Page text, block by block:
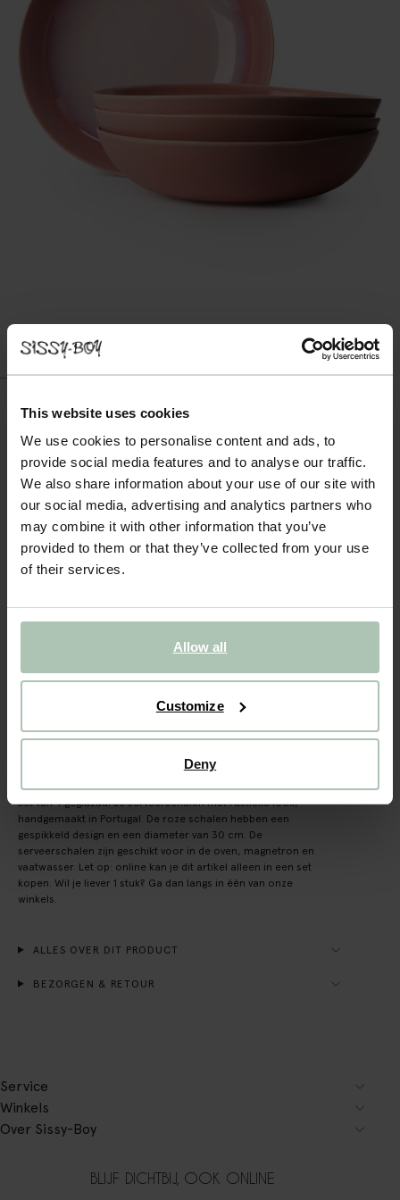
This website uses cookies
We use cookies to personalise content and ads, to
provide social media features and to analyse our traffic.
We also share information about your use of our site with
our social media, advertising and analytics partners who
may combine it with other information that you’ve
provided to them or that they’ve collected from your use
of their services.
Allow all
Customize
Deny
159.96/ 4 st.
Gekozen maat: Onesize
Levertijd: 1–2 werkdagen
IN WINKELMAND
Snelle levering
REVIEWS (6)
Set van 4 geglazuurde serveerschalen met rustieke look,
handgemaakt in Portugal. De roze schalen hebben een
gespikkeld design en een diameter van 30 cm. De
serveerschalen zijn geschikt voor in de oven, magnetron en
vaatwasser. Let op: online kan je dit artikel alleen in een set
kopen. Wil je liever 1 stuk? Ga dan langs in één van onze
winkels.
ALLES OVER DIT PRODUCT
BEZORGEN & RETOUR
Service
Winkels
Over Sissy-Boy
BLIJF DICHTBIJ, OOK ONLINE